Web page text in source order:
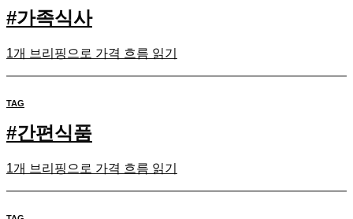
#가족식사
1개 브리핑으로 가격 흐름 읽기
TAG
#간편식품
1개 브리핑으로 가격 흐름 읽기